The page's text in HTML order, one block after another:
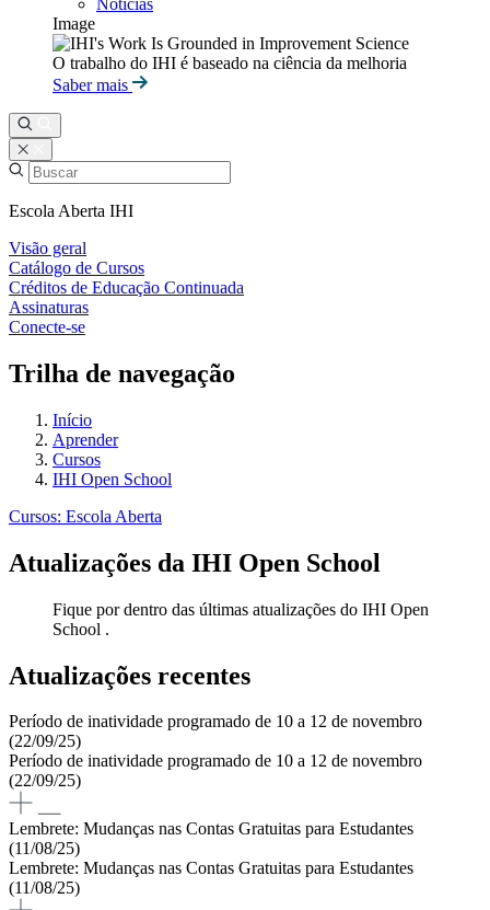
Notícias
Image
O trabalho do IHI é baseado na ciência da melhoria
Saber mais
Escola Aberta IHI
Visão geral
Catálogo de Cursos
Créditos de Educação Continuada
Assinaturas
Conecte-se
Trilha de navegação
Início
Aprender
Cursos
IHI Open School
Cursos: Escola Aberta
Atualizações da IHI Open School
Fique por dentro das últimas atualizações do IHI Open
School .
Atualizações recentes
Período de inatividade programado de 10 a 12 de novembro
(22/09/25)
Período de inatividade programado de 10 a 12 de novembro
(22/09/25)
Lembrete: Mudanças nas Contas Gratuitas para Estudantes
(11/08/25)
Lembrete: Mudanças nas Contas Gratuitas para Estudantes
(11/08/25)